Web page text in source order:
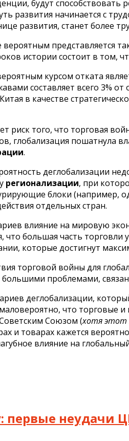
будут
развития начинается с
развития, станет более
вероятным представляется
истории состоит в том,
курсом отката
составляет всего 3%
в качестве
риск того, что торговая
глобализация пошатнула
.
деглобализации
регионализации, при
блоки (например,
отдельных стран.
влияние на мировую
что большая часть
которые достигнут
торговой войны для
большими проблемами,
деглобализации,
что торговые и
Союзом (хотя этот
и товарах кажется
влияние на
первые неудачи